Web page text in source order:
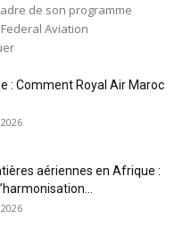
de son programme
Aviation
: Comment Royal Air Maroc
aériennes en Afrique :